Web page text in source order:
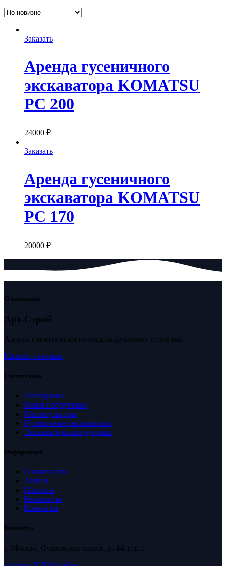
Заказать
Аренда гусеничного
экскаватора KOMATSU
PC 200
24000 ₽
Заказать
Аренда гусеничного
экскаватора KOMATSU
PC 170
20000 ₽
О компании
Арт-Строй
Аренда спецтехники на индивидуальных условиях.
Каталог техники
Спецтехника
Автокраны
Мини погрузчики
Манипуляторы
Гусеничные экскаваторы
Экскаваторы-погрузчики
Информация
О компании
Акции
Новости
Реквизиты
Контакты
Контакты
г. Москва, Очаковское шоссе, д. 44, стр.1